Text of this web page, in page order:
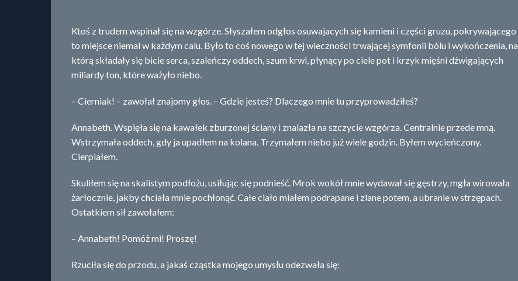
Ktoś z trudem wspinał się na wzgórze. Słyszałem odgłos osuwajacych się kamieni i części gruzu, pokrywającego
to miejsce niemal w każdym calu. Było to coś nowego w tej wieczności trwającej symfonii bólu i wykończenia, na
którą składały się bicie serca, szaleńczy oddech, szum krwi, płynący po ciele pot i krzyk mięśni dźwigających
miliardy ton, które ważyło niebo.
– Cierniak! – zawołał znajomy głos. – Gdzie jesteś? Dlaczego mnie tu przyprowadziłeś?
Annabeth. Wspięła się na kawałek zburzonej ściany i znalazła na szczycie wzgórza. Centralnie przede mną.
Wstrzymała oddech, gdy ja upadłem na kolana. Trzymałem niebo już wiele godzin. Byłem wycieńczony.
Cierpiałem.
Skuliłem się na skalistym podłożu, usiłując się podnieść. Mrok wokół mnie wydawał się gęstrzy, mgła wirowała
żarłocznie, jakby chciała mnie pochłonąć. Całe ciało miałem podrapane i zlane potem, a ubranie w strzępach.
Ostatkiem sił zawołałem:
– Annabeth! Pomóż mi! Proszę!
Rzuciła się do przodu, a jakaś cząstka mojego umysłu odezwała się: